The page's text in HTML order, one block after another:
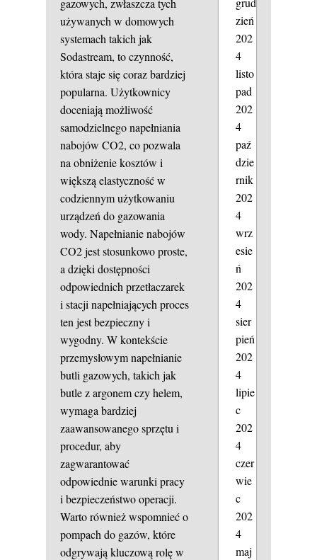
gazowych, zwłaszcza tych
używanych w domowych
systemach takich jak
Sodastream, to czynność,
która staje się coraz bardziej
popularna. Użytkownicy
doceniają możliwość
samodzielnego napełniania
nabojów CO2, co pozwala
na obniżenie kosztów i
większą elastyczność w
codziennym użytkowaniu
urządzeń do gazowania
wody. Napełnianie nabojów
CO2 jest stosunkowo proste,
a dzięki dostępności
odpowiednich przetłaczarek
i stacji napełniających proces
ten jest bezpieczny i
wygodny. W kontekście
przemysłowym napełnianie
butli gazowych, takich jak
butle z argonem czy helem,
wymaga bardziej
zaawansowanego sprzętu i
procedur, aby
zagwarantować
odpowiednie warunki pracy
i bezpieczeństwo operacji.
Warto również wspomnieć o
pompach do gazów, które
odgrywają kluczową rolę w
zień
202
4
listo
pad
202
4
paź
dzie
rnik
202
4
wrz
esie
ń
202
4
sier
pień
202
4
lipie
c
202
4
czer
wie
c
202
4
maj